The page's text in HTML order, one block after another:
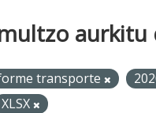
aurkitu
transporte
XLSX